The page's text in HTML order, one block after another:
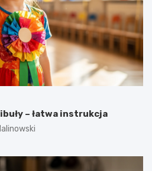
– łatwa instrukcja